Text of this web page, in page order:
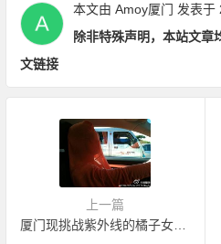
本文由 Amoy厦门 发表于
除非特殊声明，本站文章
文链接
上一篇
厦门现挑战紫外线的橘子女超人